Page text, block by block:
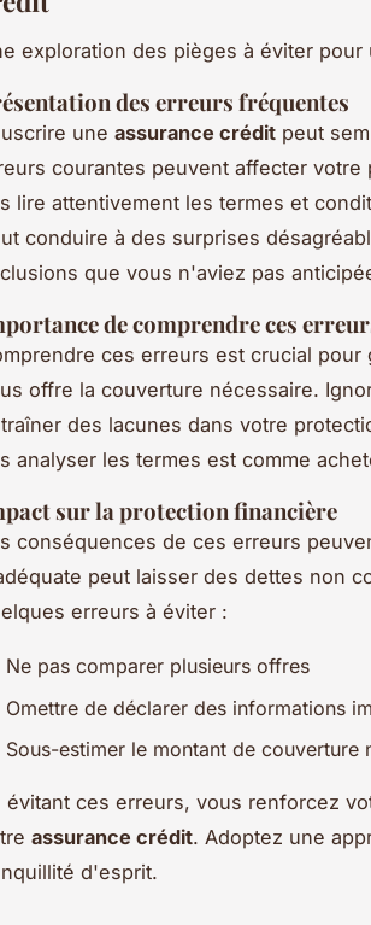
exploration des pièges à éviter
des erreurs fréquentes
une assurance crédit peut
courantes peuvent affecter
lire attentivement les termes et
conduire à des surprises
que vous n'aviez pas
de comprendre ces
ces erreurs est crucial pour
offre la couverture nécessaire.
des lacunes dans votre
analyser les termes est comme
sur la protection financière
conséquences de ces erreurs
peut laisser des dettes non
erreurs à éviter :
Ne pas comparer plusieurs offres
Omettre de déclarer des informations
Sous-estimer le montant de couverture
évitant ces erreurs, vous renforcez
assurance crédit. Adoptez une
d'esprit.